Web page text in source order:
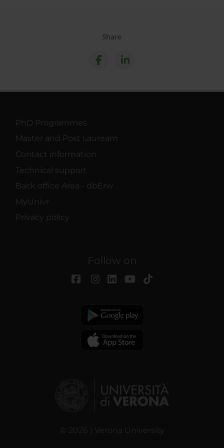
Share
PhD Programmes
Master and Post Lauream
Contact information
Technical support
Back office Area - dbErw
MyUnivr
Privacy policy
Follow on
© 2026 | Verona University